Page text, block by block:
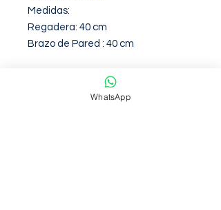
Medidas:
Regadera: 40 cm
Brazo de Pared : 40 cm
Garantia de 12 Meses contra
defectos de fabirca
WhatsApp